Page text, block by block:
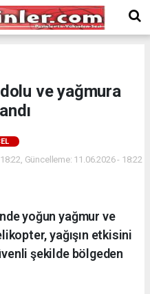
ve yağmura
Güncelleme: 11.06.2026 - 18:22
yoğun yağmur ve
yağışın etkisini
şekilde bölgeden